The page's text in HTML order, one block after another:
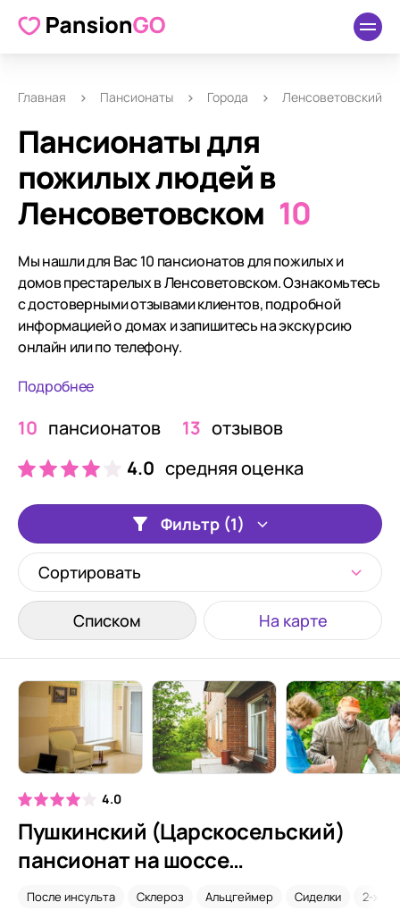
Главная Пансионаты Города Ленсоветовский
Пансионаты для
пожилых людей в
Ленсоветовском 10
Мы нашли для Вас 10 пансионатов для пожилых и
домов престарелых в Ленсоветовском. Ознакомьтесь
с достоверными отзывами клиентов, подробной
информацией о домах и запишитесь на экскурсию
онлайн или по телефону.
Подробнее
10 пансионатов 13 отзывов
4.0 средняя оценка
Фильтр (1)
Сортировать
Списком На карте
4.0
Пушкинский (Царскосельский)
пансионат на шоссе
Подбельского
После инсульта Склероз Альцгеймер Сиделки 2-х